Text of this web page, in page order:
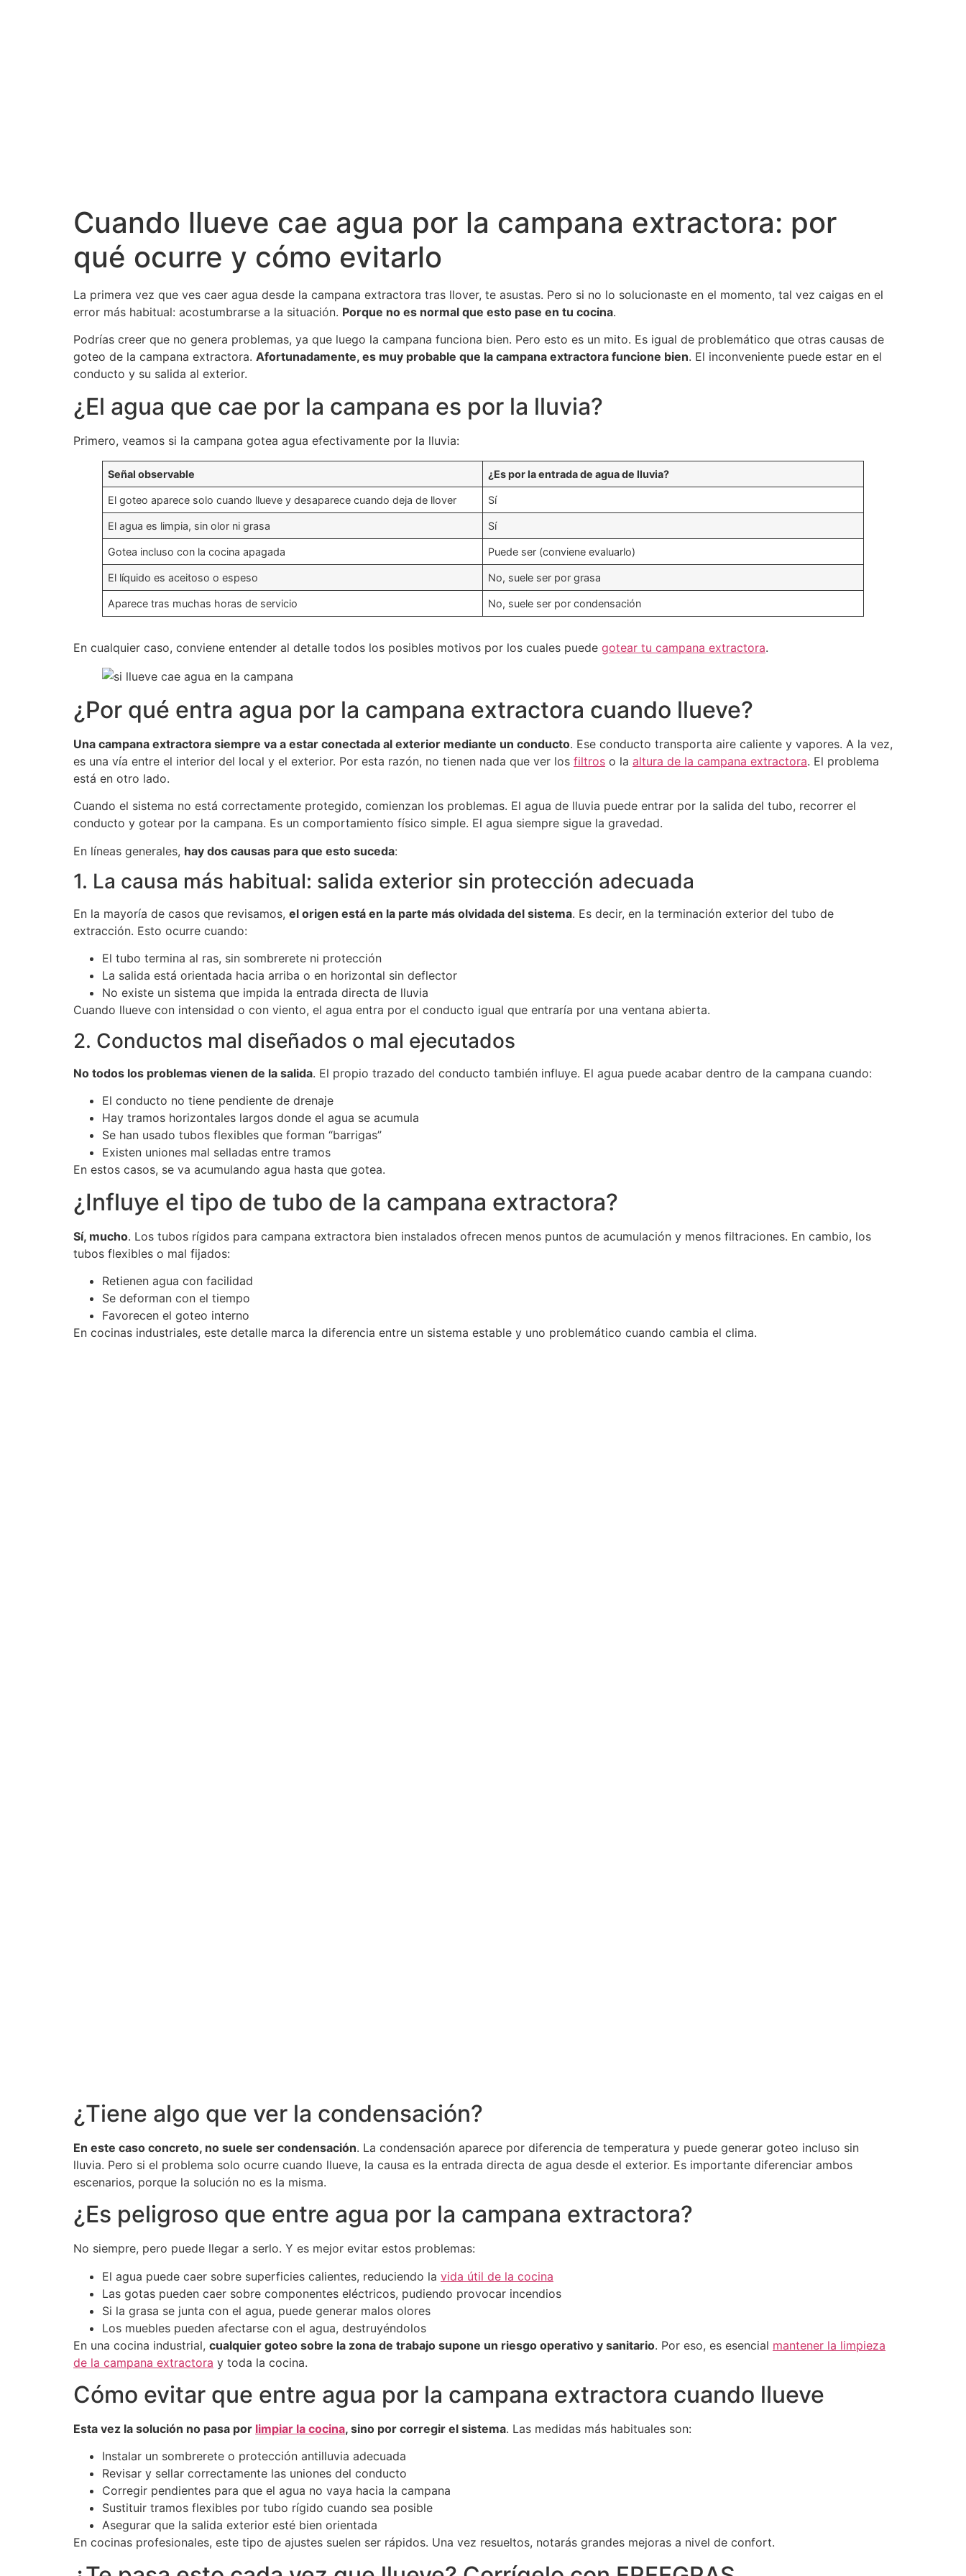
Cuando llueve cae agua por la campana extractora: por
qué ocurre y cómo evitarlo
La primera vez que ves caer agua desde la campana extractora tras llover, te asustas. Pero si no lo solucionaste en el momento, tal vez caigas en el
error más habitual: acostumbrarse a la situación. Porque no es normal que esto pase en tu cocina.
Podrías creer que no genera problemas, ya que luego la campana funciona bien. Pero esto es un mito. Es igual de problemático que otras causas de
goteo de la campana extractora. Afortunadamente, es muy probable que la campana extractora funcione bien. El inconveniente puede estar en el
conducto y su salida al exterior.
¿El agua que cae por la campana es por la lluvia?
Primero, veamos si la campana gotea agua efectivamente por la lluvia:
Señal observable ¿Es por la entrada de agua de lluvia?
El goteo aparece solo cuando llueve y desaparece cuando deja de llover Sí
El agua es limpia, sin olor ni grasa Sí
Gotea incluso con la cocina apagada Puede ser (conviene evaluarlo)
El líquido es aceitoso o espeso No, suele ser por grasa
Aparece tras muchas horas de servicio No, suele ser por condensación
En cualquier caso, conviene entender al detalle todos los posibles motivos por los cuales puede gotear tu campana extractora.
¿Por qué entra agua por la campana extractora cuando llueve?
Una campana extractora siempre va a estar conectada al exterior mediante un conducto. Ese conducto transporta aire caliente y vapores. A la vez,
es una vía entre el interior del local y el exterior. Por esta razón, no tienen nada que ver los filtros o la altura de la campana extractora. El problema
está en otro lado.
Cuando el sistema no está correctamente protegido, comienzan los problemas. El agua de lluvia puede entrar por la salida del tubo, recorrer el
conducto y gotear por la campana. Es un comportamiento físico simple. El agua siempre sigue la gravedad.
En líneas generales, hay dos causas para que esto suceda:
1. La causa más habitual: salida exterior sin protección adecuada
En la mayoría de casos que revisamos, el origen está en la parte más olvidada del sistema. Es decir, en la terminación exterior del tubo de
extracción. Esto ocurre cuando:
El tubo termina al ras, sin sombrerete ni protección
La salida está orientada hacia arriba o en horizontal sin deflector
No existe un sistema que impida la entrada directa de lluvia
Cuando llueve con intensidad o con viento, el agua entra por el conducto igual que entraría por una ventana abierta.
2. Conductos mal diseñados o mal ejecutados
No todos los problemas vienen de la salida. El propio trazado del conducto también influye. El agua puede acabar dentro de la campana cuando:
El conducto no tiene pendiente de drenaje
Hay tramos horizontales largos donde el agua se acumula
Se han usado tubos flexibles que forman “barrigas”
Existen uniones mal selladas entre tramos
En estos casos, se va acumulando agua hasta que gotea.
¿Influye el tipo de tubo de la campana extractora?
Sí, mucho. Los tubos rígidos para campana extractora bien instalados ofrecen menos puntos de acumulación y menos filtraciones. En cambio, los
tubos flexibles o mal fijados:
Retienen agua con facilidad
Se deforman con el tiempo
Favorecen el goteo interno
En cocinas industriales, este detalle marca la diferencia entre un sistema estable y uno problemático cuando cambia el clima.
¿Tiene algo que ver la condensación?
En este caso concreto, no suele ser condensación. La condensación aparece por diferencia de temperatura y puede generar goteo incluso sin
lluvia. Pero si el problema solo ocurre cuando llueve, la causa es la entrada directa de agua desde el exterior. Es importante diferenciar ambos
escenarios, porque la solución no es la misma.
¿Es peligroso que entre agua por la campana extractora?
No siempre, pero puede llegar a serlo. Y es mejor evitar estos problemas:
El agua puede caer sobre superficies calientes, reduciendo la vida útil de la cocina
Las gotas pueden caer sobre componentes eléctricos, pudiendo provocar incendios
Si la grasa se junta con el agua, puede generar malos olores
Los muebles pueden afectarse con el agua, destruyéndolos
En una cocina industrial, cualquier goteo sobre la zona de trabajo supone un riesgo operativo y sanitario. Por eso, es esencial mantener la limpieza
de la campana extractora y toda la cocina.
Cómo evitar que entre agua por la campana extractora cuando llueve
Esta vez la solución no pasa por limpiar la cocina, sino por corregir el sistema. Las medidas más habituales son:
Instalar un sombrerete o protección antilluvia adecuada
Revisar y sellar correctamente las uniones del conducto
Corregir pendientes para que el agua no vaya hacia la campana
Sustituir tramos flexibles por tubo rígido cuando sea posible
Asegurar que la salida exterior esté bien orientada
En cocinas profesionales, este tipo de ajustes suelen ser rápidos. Una vez resueltos, notarás grandes mejoras a nivel de confort.